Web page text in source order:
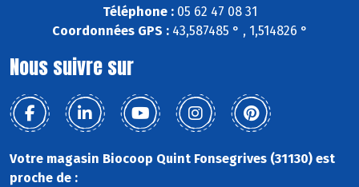
Téléphone :05 62 47 08 31
Coordonnées GPS :43,587485 ° , 1,514826 °
Nous suivre sur
Votre magasin Biocoop Quint Fonsegrives (31130) est
proche de :